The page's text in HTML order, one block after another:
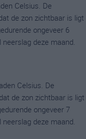
Celsius. De
de zon zichtbaar is ligt
ongeveer 6
deze maand.
Celsius. De
de zon zichtbaar is ligt
ongeveer 7
deze maand.